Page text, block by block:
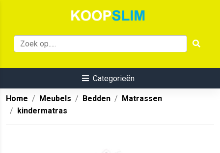
Categorieën
Home Meubels Bedden
Matrassen
kindermatras